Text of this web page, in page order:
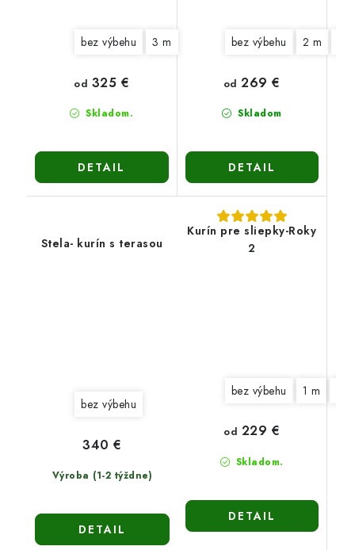
bez výbehu 3 m
Skladom.
od 325 €
DETAIL
bez výbehu 2 m
Skladom
od 269 €
DETAIL
Stela- kurín s terasou
bez výbehu
Výroba (1-2 týždne)
340 €
DETAIL
Kurín pre sliepky-Roky
2
bez výbehu 1 m
Skladom.
od 229 €
DETAIL